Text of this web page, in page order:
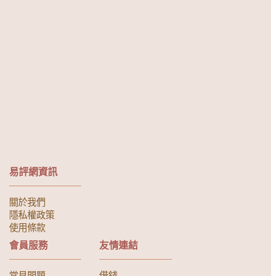
易評網資訊
關於我們
隱私權政策
使用條款
會員服務 友情連結